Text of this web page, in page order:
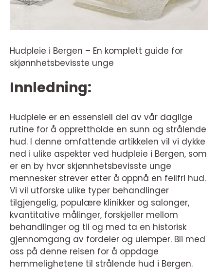
Hudpleie i Bergen – En komplett guide for
skjønnhetsbevisste unge
Innledning:
Hudpleie er en essensiell del av vår daglige
rutine for å opprettholde en sunn og strålende
hud. I denne omfattende artikkelen vil vi dykke
ned i ulike aspekter ved hudpleie i Bergen, som
er en by hvor skjønnhetsbevisste unge
mennesker strever etter å oppnå en feilfri hud.
Vi vil utforske ulike typer behandlinger
tilgjengelig, populære klinikker og salonger,
kvantitative målinger, forskjeller mellom
behandlinger og til og med ta en historisk
gjennomgang av fordeler og ulemper. Bli med
oss på denne reisen for å oppdage
hemmelighetene til strålende hud i Bergen.